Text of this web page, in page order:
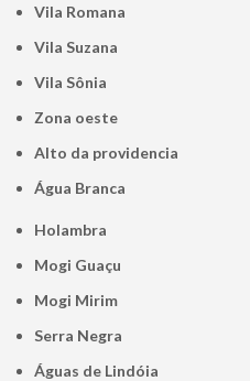
Vila Romana
Vila Suzana
Vila Sônia
Zona oeste
alto da providencia
Água Branca
Holambra
Mogi Guaçu
Mogi Mirim
Serra Negra
Águas de Lindóia